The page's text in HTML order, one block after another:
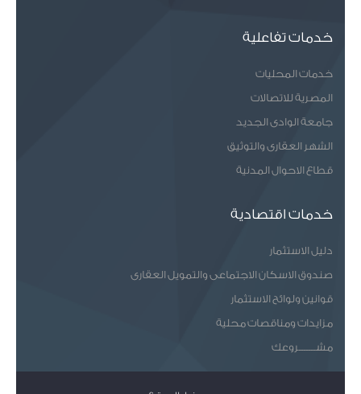
خدمات تفاعلية
خدمات المحليات
المصرية للاتصالات
جامعة الوادى الجديد
الشهر العقارى والتوثيق
قطاع الاحوال المدنية
خدمات اقتصادية
دليل الاستثمار
صندوق الاسكان الاجتماعى والتمويل العقارى
قوانين ولوائح الاستثمار
مزايدات ومناقصات محلية
مشـــــــروعك